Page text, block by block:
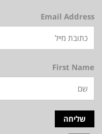
Email Address
First Name